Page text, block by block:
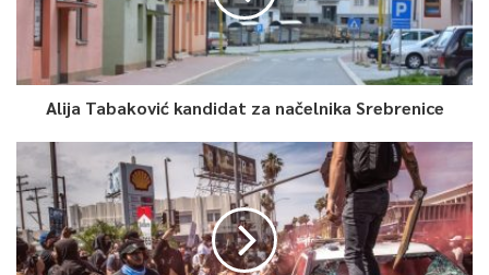
Alija Tabaković kandidat za načelnika Srebrenice